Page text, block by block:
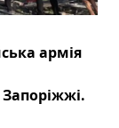
армія